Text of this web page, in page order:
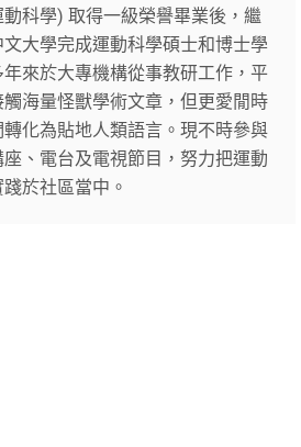
科學) 取得一級榮譽畢業後，繼
文大學完成運動科學碩士和博士學
年來於大專機構從事教研工作，平
觸海量怪獸學術文章，但更愛閒時
轉化為貼地人類語言。現不時參與
座、電台及電視節目，努力把運動
於社區當中。